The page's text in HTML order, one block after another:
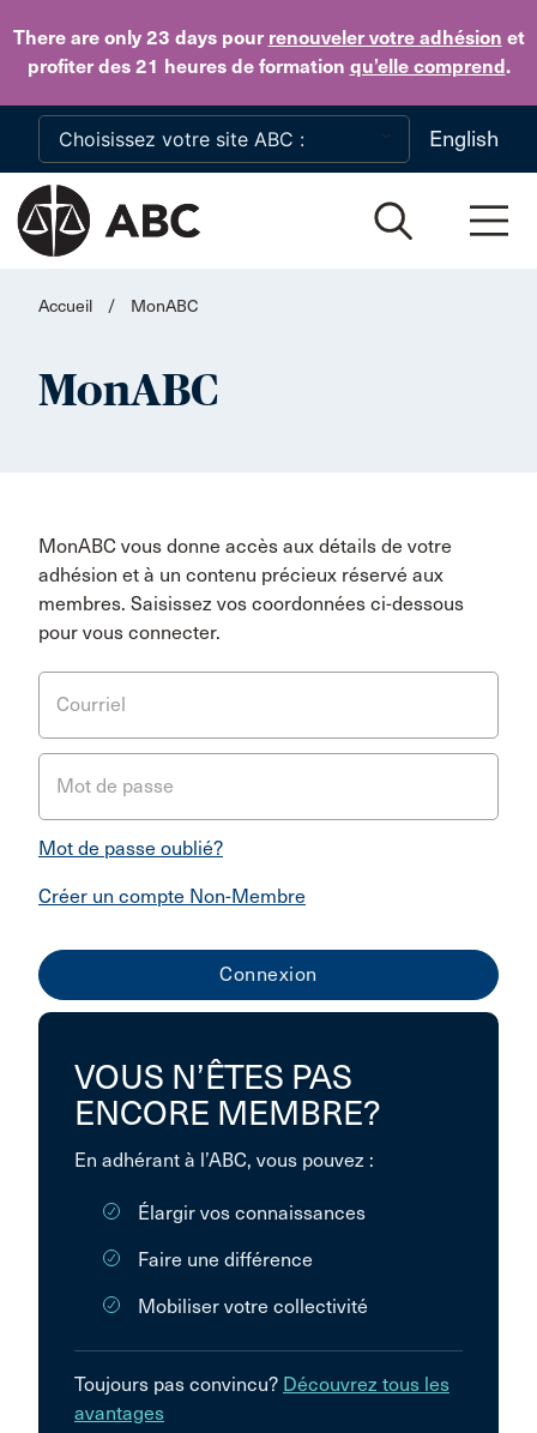
There are only 23 dayspour renouveler votre adhésion et
profiter des 21 heures de formation qu’elle comprend.
Skip to main content
English
Accueil / MonABC
MonABC
MonABC vous donne accès aux détails de votre
adhésion et à un contenu précieux réservé aux
membres. Saisissez vos coordonnées ci-dessous
pour vous connecter.
Courriel
Mot de passe
Mot de passe oublié?
Créer un compte Non-Membre
VOUS N’ÊTES PAS
ENCORE MEMBRE?
En adhérant à l’ABC, vous pouvez :
Élargir vos connaissances
Faire une différence
Mobiliser votre collectivité
Toujours pas convincu? Découvrez tous les
avantages